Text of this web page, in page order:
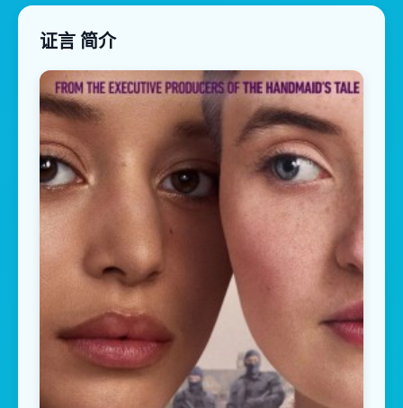
证言 简介